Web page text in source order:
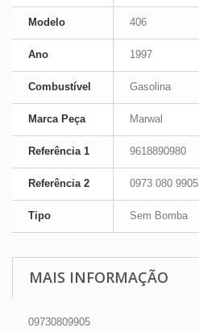
Modelo 406
Ano 1997
Combustível Gasolina
Marca Peça Marwal
Referência 1 9618890980
Referência 2 0973 080 9905
Tipo Sem Bomba
MAIS INFORMAÇÃO
09730809905